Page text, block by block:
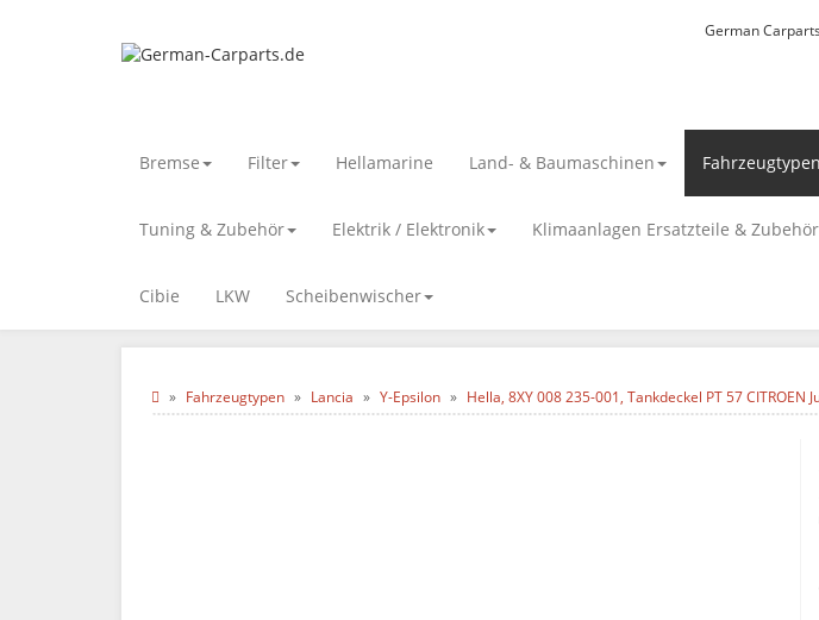
German
Bremse Filter Hellamarine Land- & Baumaschinen Fahrzeugtypen
Tuning & Zubehör Elektrik / Elektronik Klimaanlagen Ersatzteile & Zubehör
Cibie LKW Scheibenwischer
Fahrzeugtypen Lancia Y-Epsilon Hella, 8XY 008 235-001, Tankdeckel PT 57 CITROEN